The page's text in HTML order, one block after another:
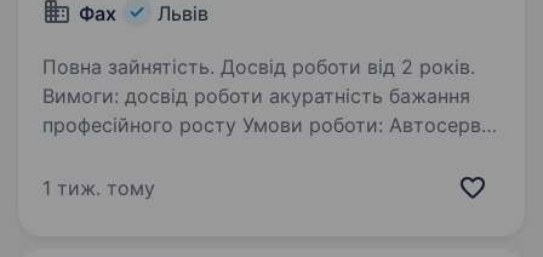
Фах
Львів
Повна зайнятість. Досвід роботи від 2 років.
Вимоги: досвід роботи акуратність бажання
професійного росту Умови роботи: Автосервіс
стажем роботи не менше 2-х років
1 тиж. тому